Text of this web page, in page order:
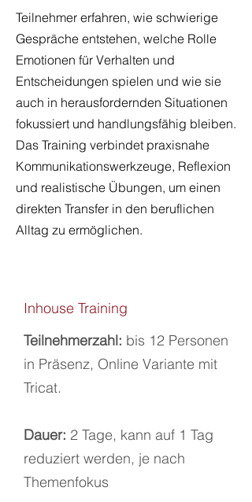
Teilnehmer erfahren, wie schwierige
Gespräche entstehen, welche Rolle
Emotionen für Verhalten und
Entscheidungen spielen und wie sie
auch in herausfordernden Situationen
fokussiert und handlungsfähig bleiben.
Das Training verbindet praxisnahe
Kommunikationswerkzeuge, Reflexion
und realistische Übungen, um einen
direkten Transfer in den beruflichen
Alltag zu ermöglichen.
Inhouse Training
Teilnehmerzahl: bis 12 Personen
in Präsenz, Online Variante mit
Tricat.
Dauer: 2 Tage, kann auf 1 Tag
reduziert werden, je nach
Themenfokus